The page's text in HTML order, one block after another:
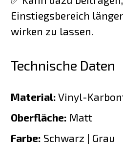
Einstiegsbereich
wirken zu lassen.
Technische Daten
Material: Vinyl-
Oberfläche: Matt
Farbe: Schwarz | Grau